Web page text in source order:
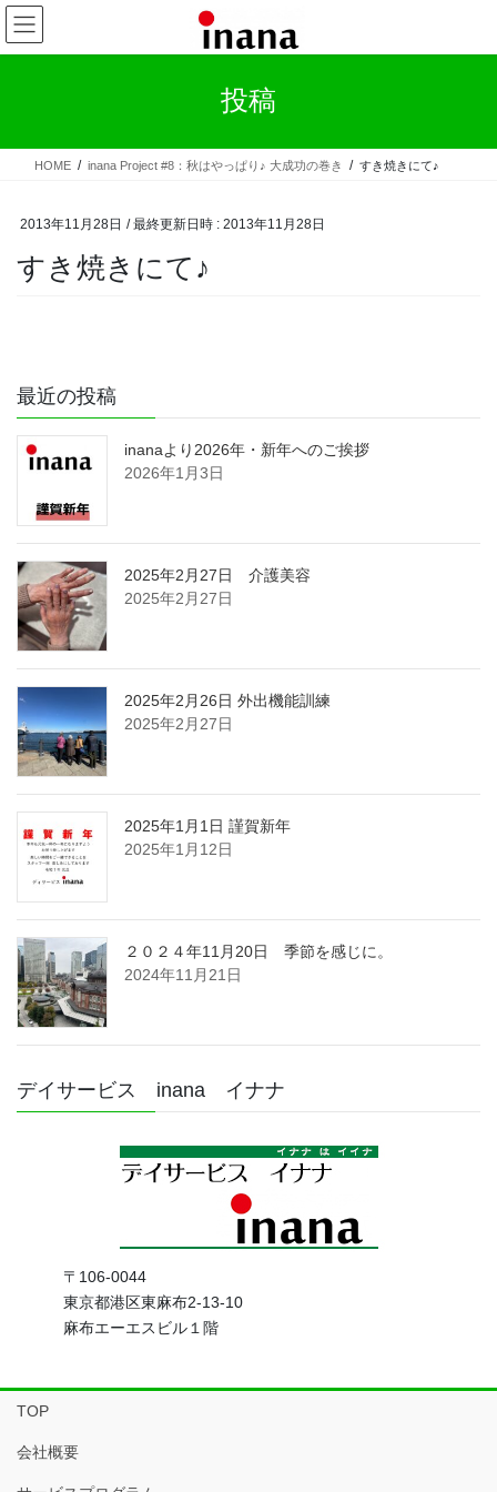
コ
ン
テ
ス
ナ
ビ
ゲ
ン
投稿
HOME inana Project #8：秋はやっぱり♪ 大成功の巻き すき焼きにて♪
2013年11月28日 / 最終更新日時 : 2013年11月28日
すき焼きにて♪
最近の投稿
inanaより2026年・新年へのご挨拶
2026年1月3日
2025年2月27日 介護美容
2025年2月27日
2025年2月26日 外出機能訓練
2025年2月27日
2025年1月1日 謹賀新年
2025年1月12日
２０２４年11月20日 季節を感じに。
2024年11月21日
デイサービス inana イナナ
〒106-0044
東京都港区東麻布2-13-10
麻布エーエスビル１階
TOP
会社概要